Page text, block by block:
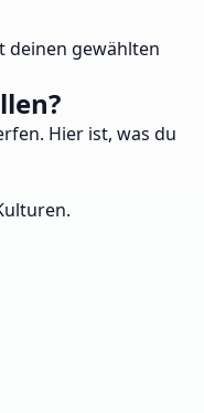
deinen gewählten
Hier ist, was du